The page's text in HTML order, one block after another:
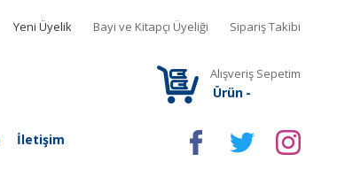
Yeni Üyelik Bayi ve Kitapçı Üyeliği Sipariş Takibi
Alışveriş Sepetim
Ürün -
İletişim